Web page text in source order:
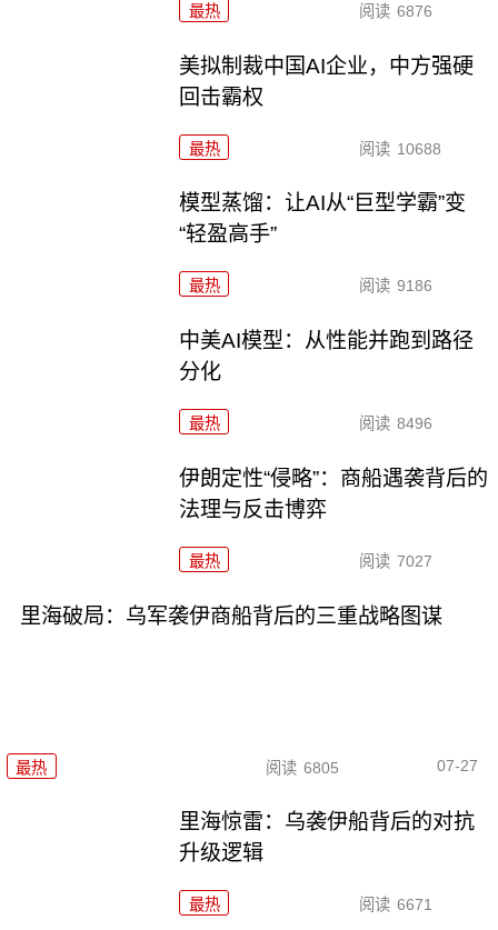
最热 阅读 6876
美拟制裁中国AI企业，中方强硬
回击霸权
最热 阅读 10688
模型蒸馏：让AI从“巨型学霸”变
“轻盈高手”
最热 阅读 9186
中美AI模型：从性能并跑到路径
分化
最热 阅读 8496
伊朗定性“侵略”：商船遇袭背后的
法理与反击博弈
最热 阅读 7027
里海破局：乌军袭伊商船背后的三重战略图谋
最热 阅读 6805 07-27
里海惊雷：乌袭伊船背后的对抗
升级逻辑
最热 阅读 6671